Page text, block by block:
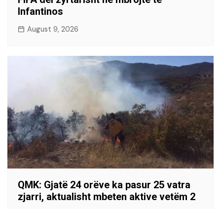
Infantinos
August 9, 2026
QMK: Gjatë 24 orëve ka pasur 25 vatra
zjarri, aktualisht mbeten aktive vetëm 2